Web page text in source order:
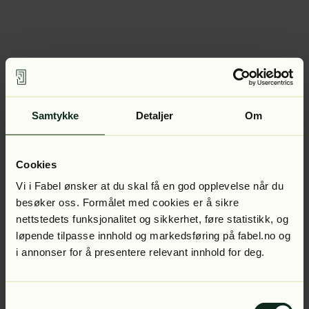
Samtykke Detaljer Om
Cookies
Vi i Fabel ønsker at du skal få en god opplevelse når du
besøker oss. Formålet med cookies er å sikre
nettstedets funksjonalitet og sikkerhet, føre statistikk, og
løpende tilpasse innhold og markedsføring på fabel.no og
i annonser for å presentere relevant innhold for deg.